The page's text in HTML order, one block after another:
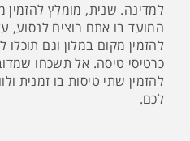
למדינה. שנית, מומלץ להזמין
המועד בו אתם רוצים לנסוע,
להזמין מקום במלון וגם
כרטיסי טיסה. אל תשכחו
להזמין שתי טיסות בו זמנית
לכם.